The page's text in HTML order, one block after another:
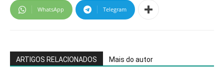
WhatsApp Telegram
ARTIGOS RELACIONADOS Mais do autor